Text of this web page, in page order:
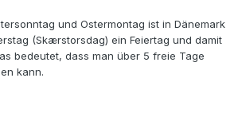
und Ostermontag ist in Dänemark
(Skærstorsdag) ein Feiertag und damit
bedeutet, dass man über 5 freie Tage
kann.